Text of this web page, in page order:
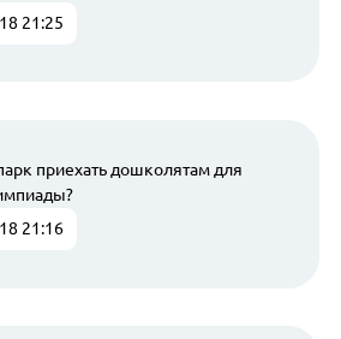
21:25
приехать дошколятам для
21:16